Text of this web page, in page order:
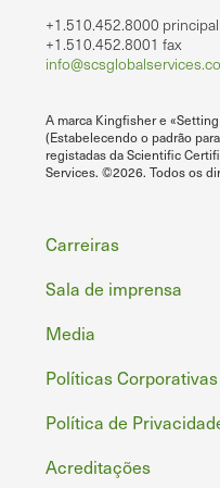
+1.510.452.8000 principal
+1.510.452.8001 fax
A marca Kingfisher e
(Estabelecendo o padrão
registadas da Scientific
Services. ©2026. Todos os
Rodapé
Carreiras
Sala de imprensa
Media
Políticas Corporativas
Política de
Acreditações